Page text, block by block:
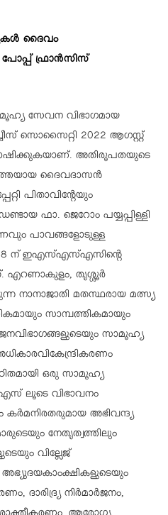
ദൈവം
പോപ്പ് ഫ്രാന്‍സിസ്
സേവന വിഭാഗമായ
സൊസൈറ്റി 2022 ആഗസ്റ്റ്
അതിരൂപതയുടെ
ദൈവദാസന്‍
പിതാവിന്റേയും
ഫാ. ജെറോം പയ്യപ്പിള്ളി
പാവങ്ങളോടുള്ള
ന് ഇഎസ്എസ്എസിന്റെ
എറണാകുളം, തൃശ്ശൂര്‍
നാനാജാതി മതസ്ഥരായ മത്സ്യ
സാമ്പത്തികമായും
സാമൂഹ്യ
ഒരു സാമൂഹ്യ
ലൂടെ വിഭാവനം
കര്‍മനിരതരുമായ അഭിവന്ദ്യ
നേതൃത്വത്തിലും
വില്ലേജ്
ദാരിദ്ര്യ നിര്‍മാര്‍ജനം,